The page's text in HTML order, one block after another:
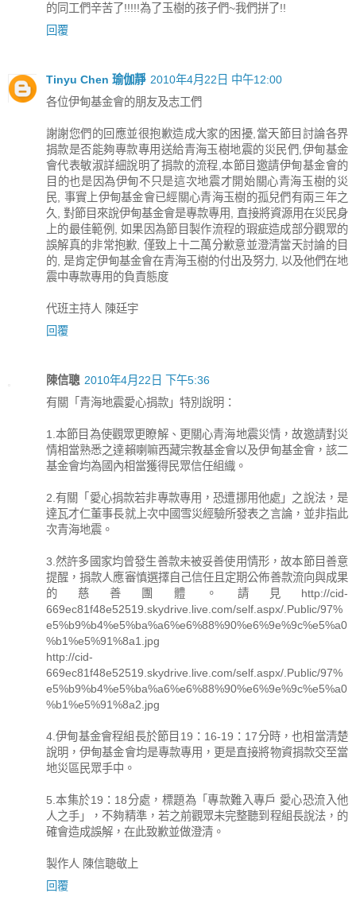
的同工們辛苦了!!!!!為了玉樹的孩子們~我們拼了!!
回覆
Tinyu Chen 瑜伽靜 2010年4月22日 中午12:00
各位伊甸基金會的朋友及志工們
謝謝您們的回應並很抱歉造成大家的困擾,當天節目討論各界
捐款是否能夠專款專用送給青海玉樹地震的災民們,伊甸基金
會代表敏淑詳細說明了捐款的流程,本節目邀請伊甸基金會的
目的也是因為伊甸不只是這次地震才開始關心青海玉樹的災
民, 事實上伊甸基金會已經關心青海玉樹的孤兒們有兩三年之
久, 對節目來說伊甸基金會是專款專用, 直接將資源用在災民身
上的最佳範例, 如果因為節目製作流程的瑕疵造成部分觀眾的
誤解真的非常抱歉, 僅致上十二萬分歉意並澄清當天討論的目
的, 是肯定伊甸基金會在青海玉樹的付出及努力, 以及他們在地
震中專款專用的負責態度
代班主持人 陳廷宇
回覆
陳信聰 2010年4月22日 下午5:36
有關「青海地震愛心捐款」特別說明：
1.本節目為使觀眾更瞭解、更關心青海地震災情，故邀請對災
情相當熟悉之達賴喇嘛西藏宗教基金會以及伊甸基金會，該二
基金會均為國內相當獲得民眾信任組織。
2.有關「愛心捐款若非專款專用，恐遭挪用他處」之說法，是
達瓦才仁董事長就上次中國雪災經驗所發表之言論，並非指此
次青海地震。
3.然許多國家均曾發生善款未被妥善使用情形，故本節目善意
提醒，捐款人應審慎選擇自己信任且定期公佈善款流向與成果
的慈善團體。請見http://cid-
669ec81f48e52519.skydrive.live.com/self.aspx/.Public/97%
e5%b9%b4%e5%ba%a6%e6%88%90%e6%9e%9c%e5%a0
%b1%e5%91%8a1.jpg
http://cid-
669ec81f48e52519.skydrive.live.com/self.aspx/.Public/97%
e5%b9%b4%e5%ba%a6%e6%88%90%e6%9e%9c%e5%a0
%b1%e5%91%8a2.jpg
4.伊甸基金會程組長於節目19：16-19：17分時，也相當清楚
說明，伊甸基金會均是專款專用，更是直接將物資捐款交至當
地災區民眾手中。
5.本集於19：18分處，標題為「專款難入專戶 愛心恐流入他
人之手」，不夠精準，若之前觀眾未完整聽到程組長說法，的
確會造成誤解，在此致歉並做澄清。
製作人 陳信聰敬上
回覆